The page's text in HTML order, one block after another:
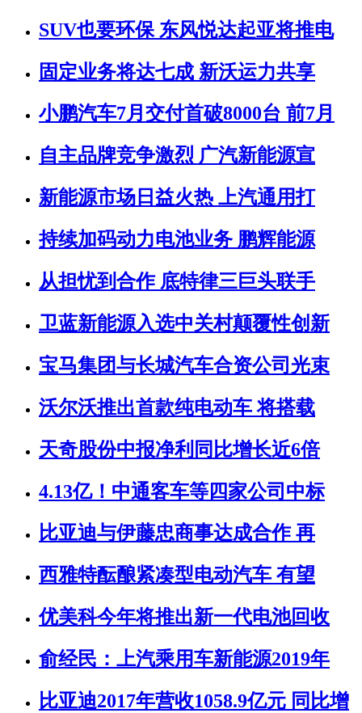
SUV也要环保 东风悦达起亚将推电
固定业务将达七成 新沃运力共享
小鹏汽车7月交付首破8000台 前7月
自主品牌竞争激烈 广汽新能源宣
新能源市场日益火热 上汽通用打
持续加码动力电池业务 鹏辉能源
从担忧到合作 底特律三巨头联手
卫蓝新能源入选中关村颠覆性创新
宝马集团与长城汽车合资公司光束
沃尔沃推出首款纯电动车 将搭载
天奇股份中报净利同比增长近6倍
4.13亿！中通客车等四家公司中标
比亚迪与伊藤忠商事达成合作 再
西雅特酝酿紧凑型电动汽车 有望
优美科今年将推出新一代电池回收
俞经民：上汽乘用车新能源2019年
比亚迪2017年营收1058.9亿元 同比增